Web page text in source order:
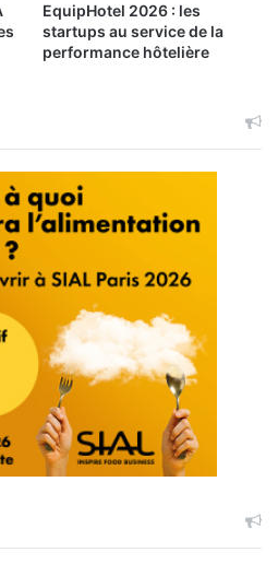
EquipHotel 2026 : les
startups au service de la
performance hôtelière